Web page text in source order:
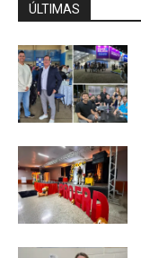
ÚLTIMAS